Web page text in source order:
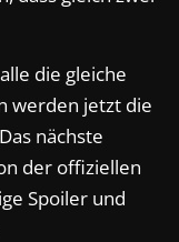
die gleiche
werden jetzt die
nächste
der offiziellen
Spoiler und